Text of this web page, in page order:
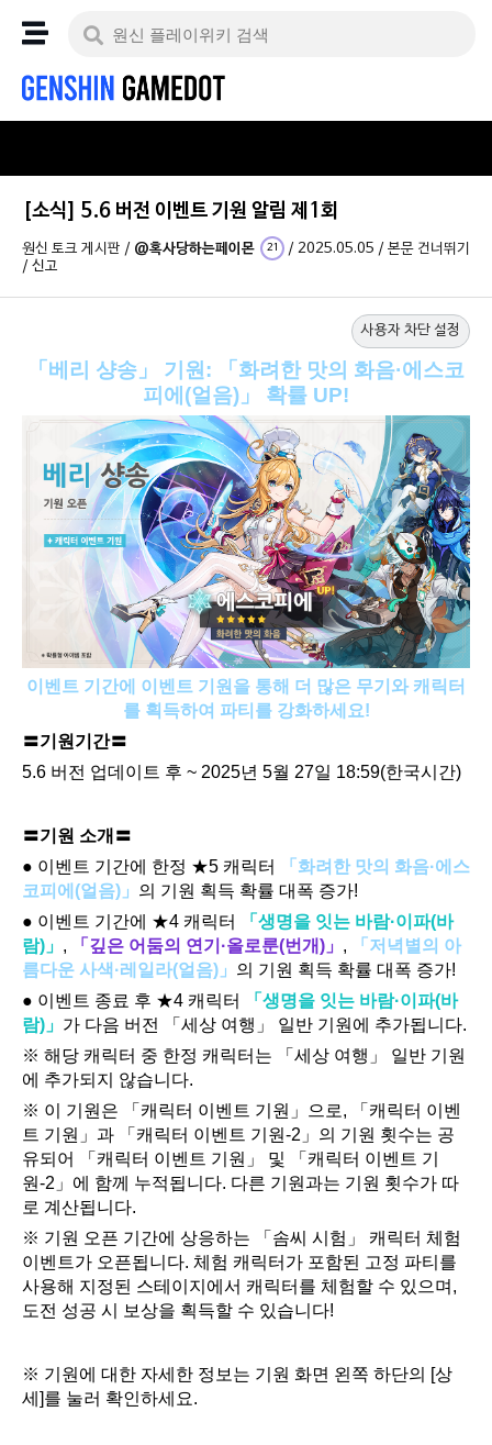
[소식] 5.6 버전 이벤트 기원 알림 제1회
원신 토크 게시판 / @혹사당하는페이몬 21 / 2025.05.05 / 본문 건너뛰기
/ 신고
사용자 차단 설정
「베리 샹송」 기원: 「화려한 맛의 화음·에스코
피에(얼음)」 확률 UP!
이벤트 기간에 이벤트 기원을 통해 더 많은 무기와 캐릭터
를 획득하여 파티를 강화하세요!
〓기원기간〓
5.6 버전 업데이트 후 ~ 2025년 5월 27일 18:59(한국시간)
〓기원 소개〓
● 이벤트 기간에 한정 ★5 캐릭터
「화려한 맛의 화음·에스
코피에(얼음)」 의 기원 획득 확률 대폭 증가!
● 이벤트 기간에 ★4 캐릭터
「생명을 잇는 바람·이파(바
람)」 , 「깊은 어둠의 연기·올로룬(번개)」 ,
「저녁별의 아
름다운 사색·레일라(얼음)」 의 기원 획득 확률 대폭 증가!
● 이벤트 종료 후 ★4 캐릭터
「생명을 잇는 바람·이파(바
람)」 가 다음 버전 「세상 여행」 일반 기원에 추가됩니다.
※ 해당 캐릭터 중 한정 캐릭터는 「세상 여행」 일반 기원
에 추가되지 않습니다.
※ 이 기원은 「캐릭터 이벤트 기원」으로, 「캐릭터 이벤
트 기원」과 「캐릭터 이벤트 기원-2」의 기원 횟수는 공
유되어 「캐릭터 이벤트 기원」 및 「캐릭터 이벤트 기
원-2」에 함께 누적됩니다. 다른 기원과는 기원 횟수가 따
로 계산됩니다.
※ 기원 오픈 기간에 상응하는 「솜씨 시험」 캐릭터 체험
이벤트가 오픈됩니다. 체험 캐릭터가 포함된 고정 파티를
사용해 지정된 스테이지에서 캐릭터를 체험할 수 있으며,
도전 성공 시 보상을 획득할 수 있습니다!
※ 기원에 대한 자세한 정보는 기원 화면 왼쪽 하단의 [상
세]를 눌러 확인하세요.